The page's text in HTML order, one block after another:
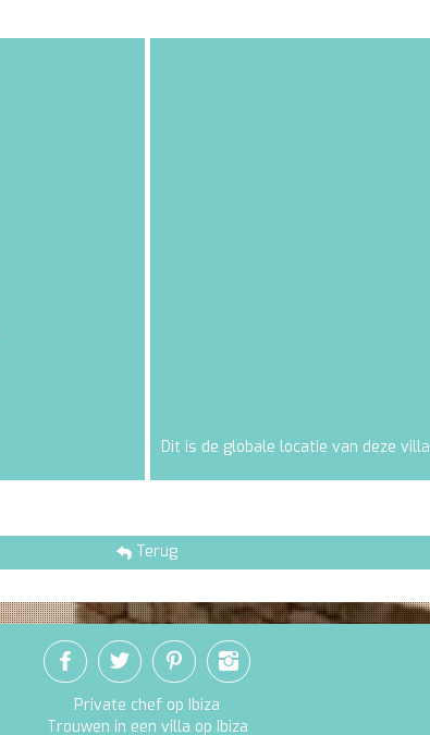
Dit is de globale locatie van deze villa
Terug
Private chef op Ibiza
Trouwen in een villa op Ibiza